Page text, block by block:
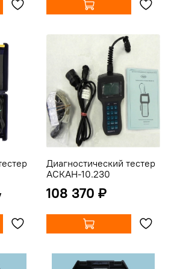
Диагностический тестер
АСКАН-10.230
108 370 ₽